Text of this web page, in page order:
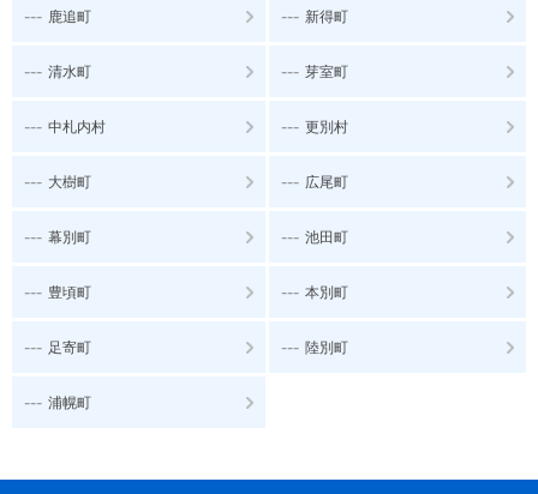
--- 鹿追町 --- 新得町
--- 清水町 --- 芽室町
--- 中札内村 --- 更別村
--- 大樹町 --- 広尾町
--- 幕別町 --- 池田町
--- 豊頃町 --- 本別町
--- 足寄町 --- 陸別町
--- 浦幌町